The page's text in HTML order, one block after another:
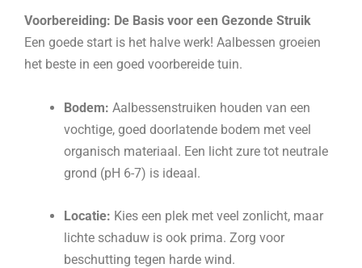
Voorbereiding: De Basis voor een Gezonde Struik
Een goede start is het halve werk! Aalbessen groeien
het beste in een goed voorbereide tuin.
Bodem: Aalbessenstruiken houden van een
vochtige, goed doorlatende bodem met veel
organisch materiaal. Een licht zure tot neutrale
grond (pH 6-7) is ideaal.
Locatie: Kies een plek met veel zonlicht, maar
lichte schaduw is ook prima. Zorg voor
beschutting tegen harde wind.